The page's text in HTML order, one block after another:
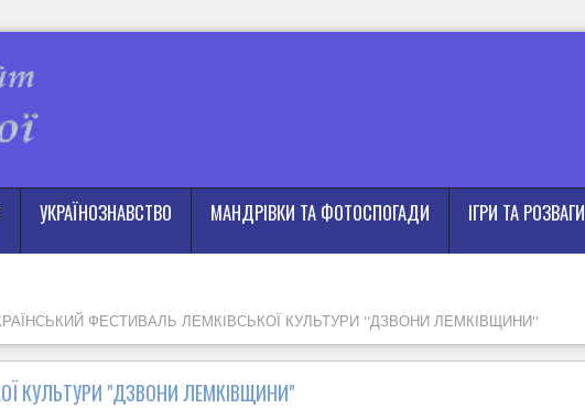
УКРАЇНОЗНАВСТВО МАНДРІВКИ ТА ФОТОСПОГАДИ ІГРИ ТА РОЗВАГИ
ФЕСТИВАЛЬ ЛЕМКІВСЬКОЇ КУЛЬТУРИ "ДЗВОНИ ЛЕМКІВЩИНИ"
КУЛЬТУРИ "ДЗВОНИ ЛЕМКІВЩИНИ"